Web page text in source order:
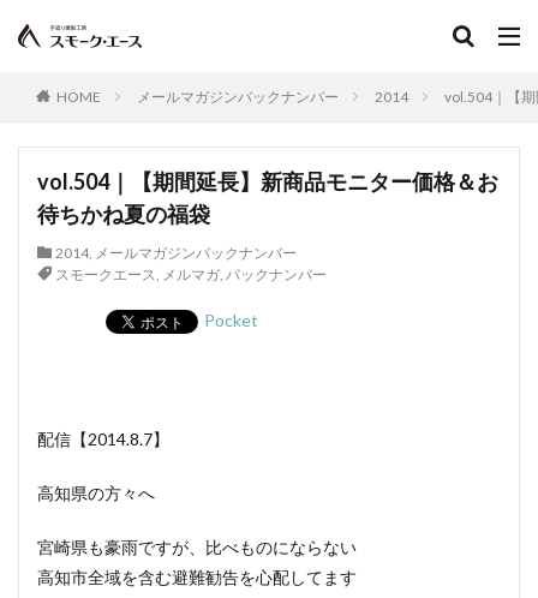
HOME メールマガジンバックナンバー 2014 vol.504｜【
vol.504｜【期間延長】新商品モニター価格＆お
待ちかね夏の福袋
2014, メールマガジンバックナンバー
スモークエース, メルマガ, バックナンバー
Pocket
配信【2014.8.7】
高知県の方々へ
宮崎県も豪雨ですが、比べものにならない
高知市全域を含む避難勧告を心配してます